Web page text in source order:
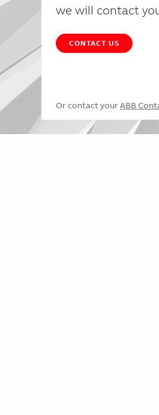
we will contact
CONTACT US
Or contact your ABB